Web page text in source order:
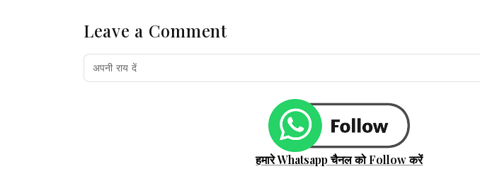
Leave a Comment
हमारे Whatsapp चैनल को Follow करें